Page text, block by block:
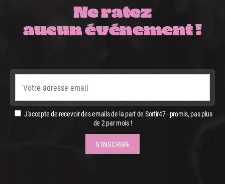
Ne ratez
aucun événement !
J'accepte de recevoir des emails de la part de Sortir47 - promis, pas plus
de 2 par mois !